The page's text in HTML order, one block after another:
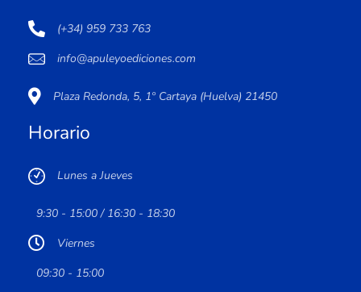
(+34) 959 733 763
info@apuleyoediciones.com
Plaza Redonda, 5, 1º Cartaya (Huelva) 21450
Horario
Lunes a Jueves
9:30 - 15:00 / 16:30 - 18:30
Viernes
09:30 - 15:00